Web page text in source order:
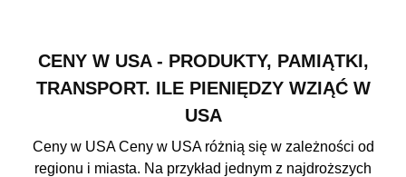
CENY W USA - PRODUKTY, PAMIĄTKI,
TRANSPORT. ILE PIENIĘDZY WZIĄĆ W
USA
Ceny w USA Ceny w USA różnią się w zależności od
regionu i miasta. Na przykład jednym z najdroższych